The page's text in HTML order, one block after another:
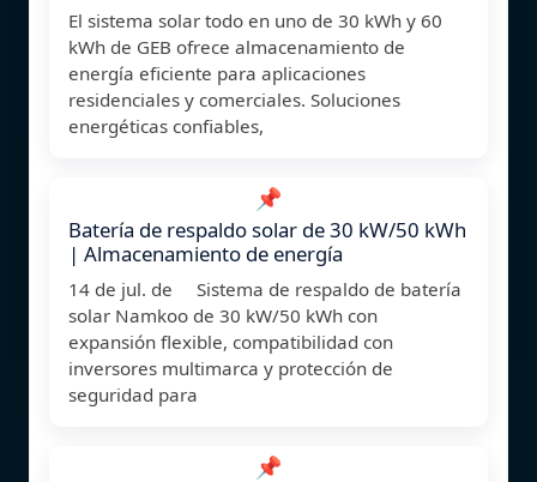
El sistema solar todo en uno de 30 kWh y 60
kWh de GEB ofrece almacenamiento de
energía eficiente para aplicaciones
residenciales y comerciales. Soluciones
energéticas confiables,
📌
Batería de respaldo solar de 30 kW/50 kWh
| Almacenamiento de energía
14 de jul. de Sistema de respaldo de batería
solar Namkoo de 30 kW/50 kWh con
expansión flexible, compatibilidad con
inversores multimarca y protección de
seguridad para
📌